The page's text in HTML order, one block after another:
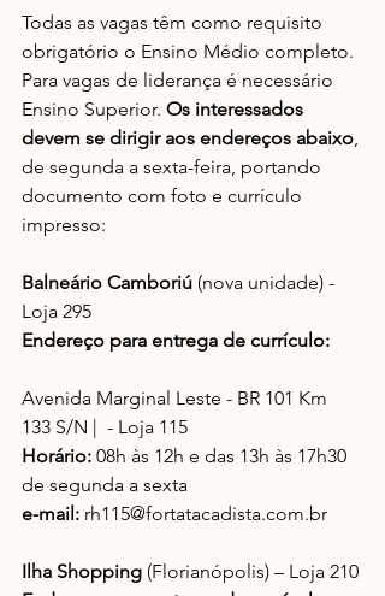
Todas as vagas têm como requisito
obrigatório o Ensino Médio completo.
Para vagas de liderança é necessário
Ensino Superior. Os interessados
devem se dirigir aos endereços abaixo
de segunda a sexta-feira, portando
documento com foto e currículo
impresso:
Balneário Camboriú (nova unidade) -
Loja 295
Endereço para entrega de currículo:
Avenida Marginal Leste - BR 101 Km
133 S/N |  - Loja 115
Horário: 08h às 12h e das 13h às 17h30
de segunda a sexta
e-mail: rh115@fortatacadista.com.br
Ilha Shopping (Florianópolis) – Loja 210